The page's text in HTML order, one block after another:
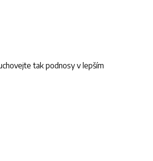
tak podnosy v lepším